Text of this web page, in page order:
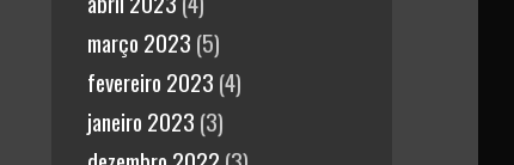
março 2023 (5)
fevereiro 2023 (4)
janeiro 2023 (3)